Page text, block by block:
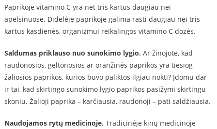
Paprikoje vitamino C yra net tris kartus daugiau nei
apelsinuose. Didelėje paprikoje galima rasti daugiau nei tris
kartus kasdienės, organizmui reikalingos vitamino C dozės.
Saldumas priklauso nuo sunokimo lygio. Ar žinojote, kad
raudonosios, geltonosios ar oranžinės paprikos yra tiesiog
žaliosios paprikos, kurios buvo paliktos ilgiau nokti? Įdomu dar
ir tai, kad skirtingo sunokimo lygio paprikos pasižymi skirtingu
skoniu. Žalioji paprika – karčiausia, raudonoji – pati saldžiausia.
Naudojamos rytų medicinoje. Tradicinėje kinų medicinoje